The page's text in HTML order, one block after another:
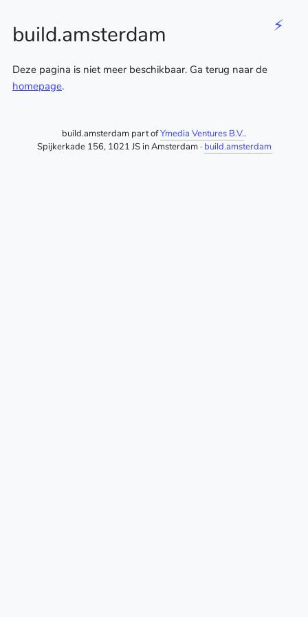
⚡
build.amsterdam
Deze pagina is niet meer beschikbaar. Ga terug naar de
homepage.
build.amsterdam part ofYmedia Ventures B.V..
Spijkerkade 156, 1021 JS in Amsterdam · build.amsterdam